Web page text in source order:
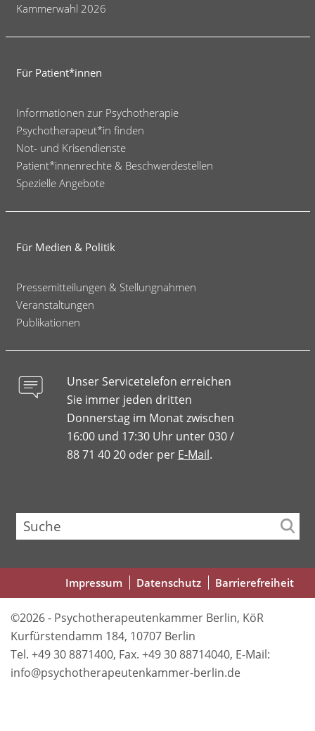
Kammerwahl 2026
Für Patient*innen
Informationen zur Psychotherapie
Psychotherapeut*in finden
Not- und Krisendienste
Patient*innenrechte & Beschwerdestellen
Spezielle Angebote
Für Medien & Politik
Pressemitteilungen & Stellungnahmen
Veranstaltungen
Publikationen
Unser Servicetelefon erreichen
Sie immer jeden dritten
Donnerstag im Monat zwischen
16:00 und 17:30 Uhr unter 030 /
88 71 40 20 oder per E-Mail.
Suche
Fußbereichsmenü
Impressum Datenschutz Barrierefreiheit
©2026 - Psychotherapeutenkammer Berlin, KöR
Kurfürstendamm 184, 10707 Berlin
Tel. +49 30 8871400, Fax. +49 30 88714040, E-Mail:
info@psychotherapeutenkammer-berlin.de